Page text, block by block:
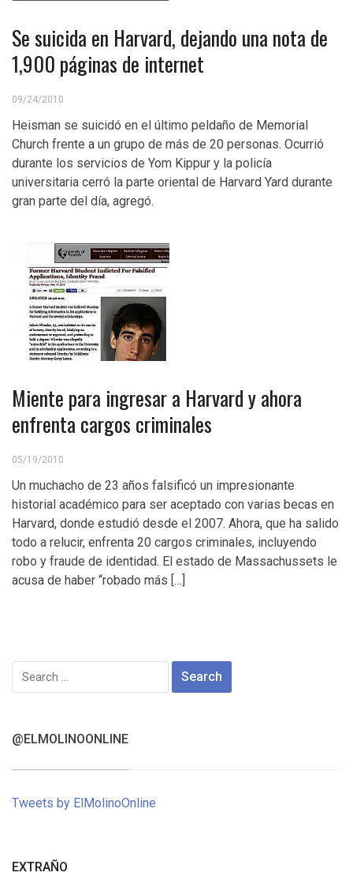
Se suicida en Harvard, dejando una nota de
1,900 páginas de internet
09/24/2010
Heisman se suicidó en el último peldaño de Memorial
Church frente a un grupo de más de 20 personas. Ocurrió
durante los servicios de Yom Kippur y la policía
universitaria cerró la parte oriental de Harvard Yard durante
gran parte del día, agregó.
Miente para ingresar a Harvard y ahora
enfrenta cargos criminales
05/19/2010
Un muchacho de 23 años falsificó un impresionante
historial académico para ser aceptado con varias becas en
Harvard, donde estudió desde el 2007. Ahora, que ha salido
todo a relucir, enfrenta 20 cargos criminales, incluyendo
robo y fraude de identidad. El estado de Massachussets le
acusa de haber “robado más […]
Search
for:
@ELMOLINOONLINE
Tweets by ElMolinoOnline
EXTRAÑO